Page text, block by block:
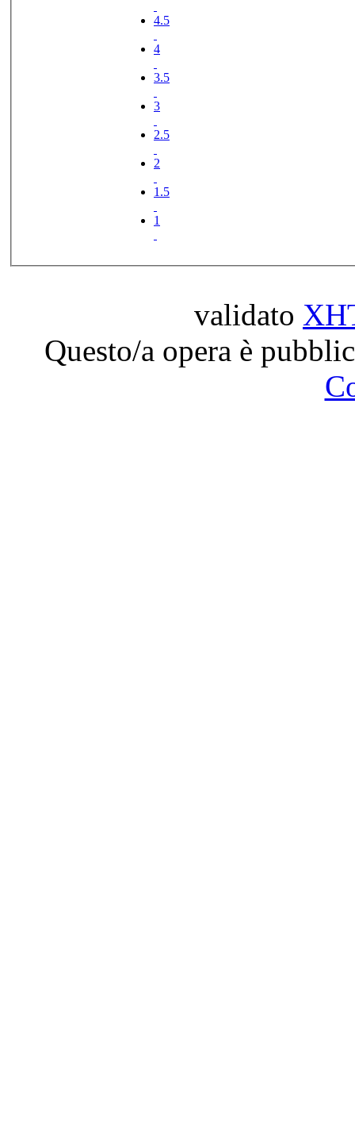
4.5
4
3.5
3
2.5
2
1.5
1
validato
Questo/a opera è